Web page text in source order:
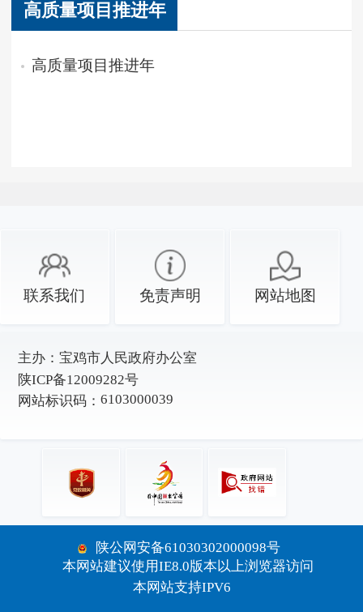
高质量项目推进年
高质量项目推进年
联系我们 免责声明 网站地图
主办： 宝鸡市人民政府办公室
陕ICP备12009282号
网站标识码： 6103000039
陕公网安备61030302000098号
本网站建议使用IE8.0版本以上浏览器访问
本网站支持IPV6